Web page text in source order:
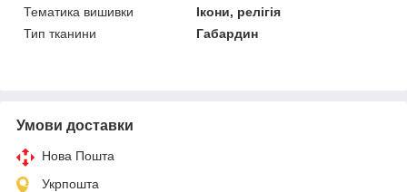
Тематика вишивки
Ікони, релігія
Тип тканини
Габардин
Умови доставки
Нова Пошта
Укрпошта